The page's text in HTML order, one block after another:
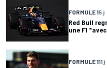
FORMULE 15 j
Red Bull
une F1
FORMULE 111 j